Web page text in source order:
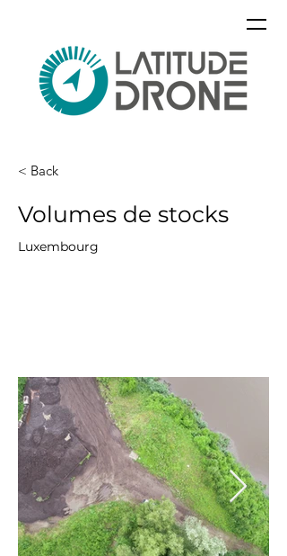
< Back
Volumes de stocks
Luxembourg